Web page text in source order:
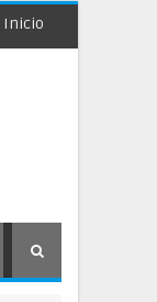
Inicio